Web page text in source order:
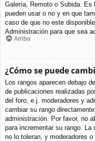
Galería, Remoto o Subida.
pueden usar o no y en que
caso de que no este
Administración para que sea
Arriba
¿Cómo se puede
Los rangos aparecen debajo
de publicaciones realizadas
del foro, e.j. moderadores y
cambiar su rango
administración. Por favor, no
para incrementar su rango. La
no lo toleran, y moderadores